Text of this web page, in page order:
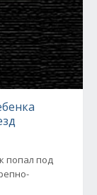
попал под